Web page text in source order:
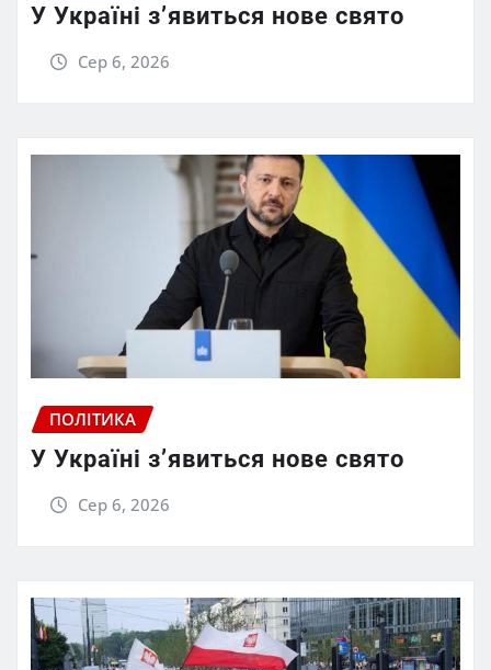
У Україні з’явиться нове свято
Сер 6, 2026
ПОЛІТИКА
У Україні з’явиться нове свято
Сер 6, 2026